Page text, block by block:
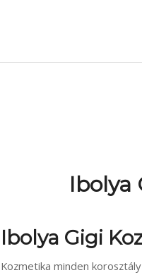
Ibolya
Ibolya Gigi
Kozmetika minden